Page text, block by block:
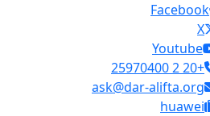
Facebook
X
Youtube
+20 2 25970400
ask@dar-alifta.org
huawei